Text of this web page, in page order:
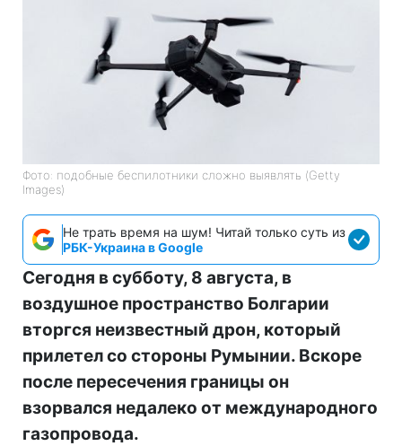
Фото: подобные беспилотники сложно выявлять (Getty
Images)
Не трать время на шум! Читай только суть из
РБК-Украина в Google
Сегодня в субботу, 8 августа, в
воздушное пространство Болгарии
вторгся неизвестный дрон, который
прилетел со стороны Румынии. Вскоре
после пересечения границы он
взорвался недалеко от международного
газопровода.